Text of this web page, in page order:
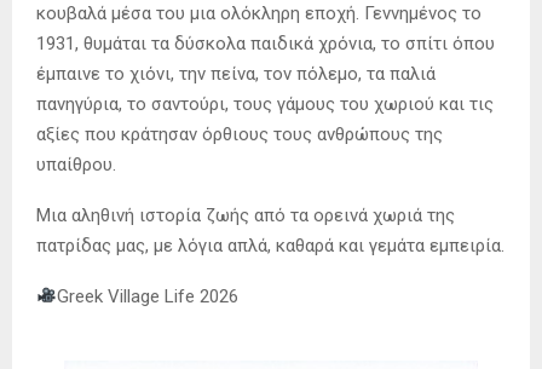
κουβαλά μέσα του μια ολόκληρη εποχή. Γεννημένος το
1931, θυμάται τα δύσκολα παιδικά χρόνια, το σπίτι όπου
έμπαινε το χιόνι, την πείνα, τον πόλεμο, τα παλιά
πανηγύρια, το σαντούρι, τους γάμους του χωριού και τις
αξίες που κράτησαν όρθιους τους ανθρώπους της
υπαίθρου.
Μια αληθινή ιστορία ζωής από τα ορεινά χωριά της
πατρίδας μας, με λόγια απλά, καθαρά και γεμάτα εμπειρία.
Greek Village Life 2026